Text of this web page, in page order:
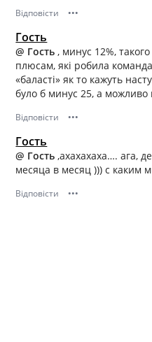
Відповісти •••
Гость
@ Гость, минус 12%,
плюсам, які робила
«баласті» як то кажуть
було б минус 25, а
Відповісти •••
Гость
@ Гость,ахахахаха…. ага,
месяца в месяц ))) с каким
Відповісти •••